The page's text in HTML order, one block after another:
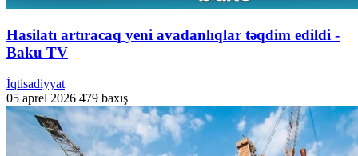
Hasilatı artıracaq yeni avadanlıqlar təqdim edildi -
Baku TV
İqtisadiyyat
05 aprel 2026 479 baxış